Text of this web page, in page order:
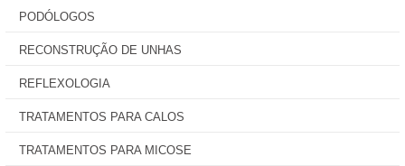
PODÓLOGOS
RECONSTRUÇÃO DE UNHAS
REFLEXOLOGIA
TRATAMENTOS PARA CALOS
TRATAMENTOS PARA MICOSE